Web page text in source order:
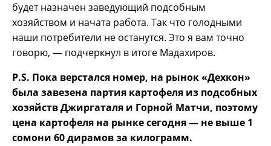
будет назначен заведующий подсобным
хозяйством и начата работа. Так что голодными
наши потребители не останутся. Это я вам точно
говорю, — подчеркнул в итоге Мадахиров.
P.S. Пока верстался номер, на рынок «Дехкон»
была завезена партия картофеля из подсобных
хозяйств Джиргаталя и Горной Матчи, поэтому
цена картофеля на рынке сегодня — не выше 1
сомони 60 дирамов за килограмм.